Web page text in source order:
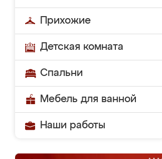
Прихожие
Детская комната
Спальни
Мебель для ванной
Наши работы